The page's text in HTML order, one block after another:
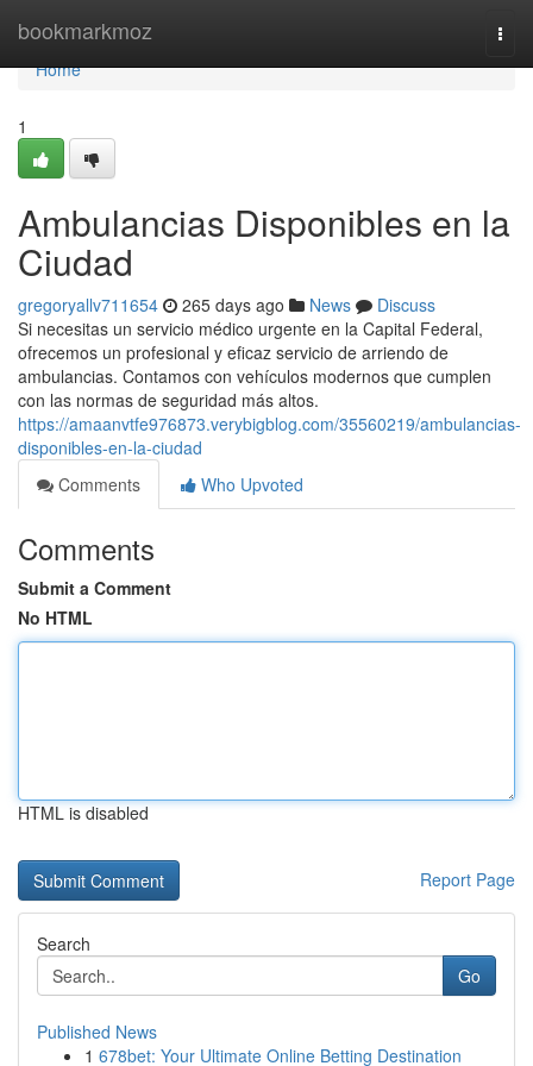
bookmarkmoz
Home
Home
1
Ambulancias Disponibles en la
Ciudad
gregoryallv711654 265 days ago News
Discuss
Si necesitas un servicio médico urgente en la Capital Federal,
ofrecemos un profesional y eficaz servicio de arriendo de
ambulancias. Contamos con vehículos modernos que cumplen
con las normas de seguridad más altos.
https://amaanvtfe976873.verybigblog.com/35560219/ambulancias-
disponibles-en-la-ciudad
Comments
Who Upvoted
Comments
Submit a Comment
No HTML
HTML is disabled
Report Page
Search
Go
Published News
1 678bet: Your Ultimate Online Betting Destination